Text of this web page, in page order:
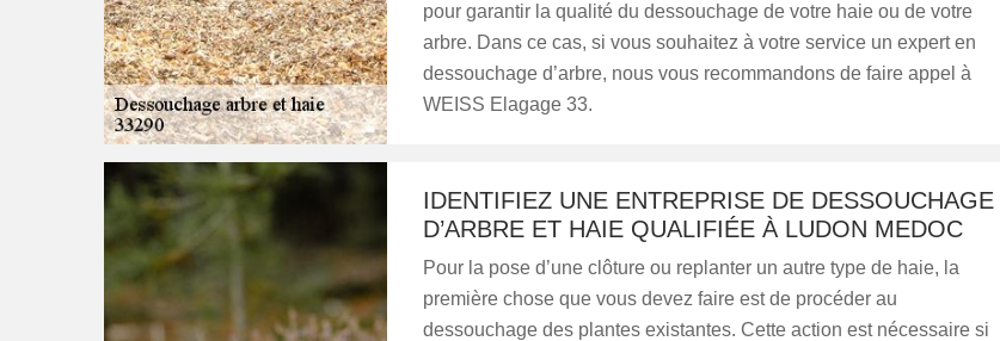
pour garantir la qualité du dessouchage de votre haie ou de votre
arbre. Dans ce cas, si vous souhaitez à votre service un expert en
dessouchage d’arbre, nous vous recommandons de faire appel à
WEISS Elagage 33.
IDENTIFIEZ UNE ENTREPRISE DE DESSOUCHAGE
D’ARBRE ET HAIE QUALIFIÉE À LUDON MEDOC
Pour la pose d’une clôture ou replanter un autre type de haie, la
première chose que vous devez faire est de procéder au
dessouchage des plantes existantes. Cette action est nécessaire si